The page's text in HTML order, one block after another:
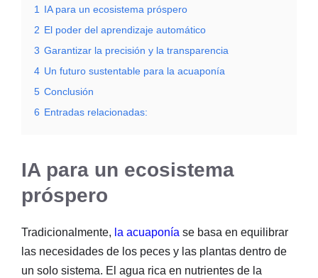
1
IA para un ecosistema próspero
2 El poder del aprendizaje automático
3 Garantizar la precisión y la transparencia
4 Un futuro sustentable para la acuaponía
5 Conclusión
6 Entradas relacionadas:
IA para un ecosistema
próspero
Tradicionalmente, la acuaponía se basa en equilibrar
las necesidades de los peces y las plantas dentro de
un solo sistema. El agua rica en nutrientes de la